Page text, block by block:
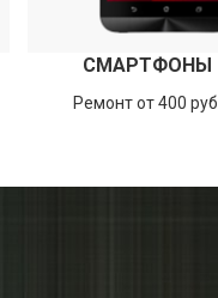
СМАРТФОНЫ
Ремонт от 400 руб.